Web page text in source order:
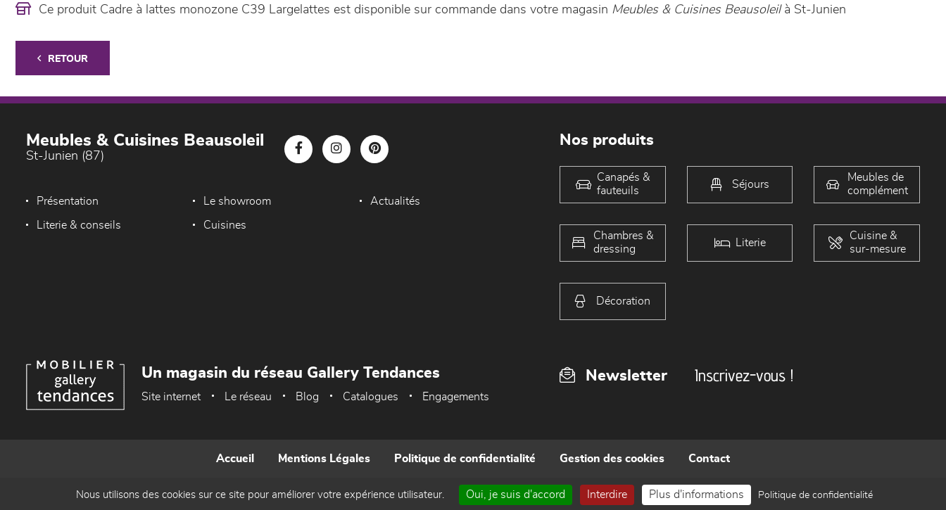
Ce produit Cadre à lattes monozone C39 Largelattes est disponible sur commande dans votre magasin Meubles & Cuisines Beausoleilà St-Junien
RETOUR
Meubles & Cuisines Beausoleil
St-Junien (87)
Présentation Le showroom Actualités
Literie & conseils Cuisines
Nos produits
Canapés &
fauteuils
Séjours
Meubles de
complément
Chambres &
dressing
Literie
Cuisine &
sur-mesure
Décoration
Newsletter Inscrivez-vous !
Un magasin du réseau Gallery Tendances
Site internet Le réseau Blog Catalogues Engagements
Accueil Mentions Légales Politique de confidentialité Gestion des cookies Contact
Réalisé par WEB Enseignes
Nous utilisons des cookies sur ce site pour améliorer votre expérience utilisateur. Oui, je suis d'accord Interdire Plus d'informations Politique de confidentialité